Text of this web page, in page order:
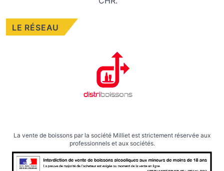
LE RÉSEAU
La vente de boissons par la société Milliet est strictement réservée aux
professionnels et aux sociétés.